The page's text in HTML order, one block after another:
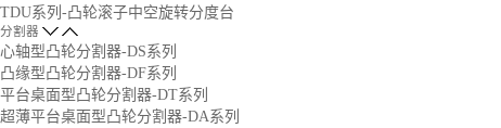
TDU系列-凸轮滚子中空旋转分度台
分割器
心轴型凸轮分割器-DS系列
凸缘型凸轮分割器-DF系列
平台桌面型凸轮分割器-DT系列
超薄平台桌面型凸轮分割器-DA系列